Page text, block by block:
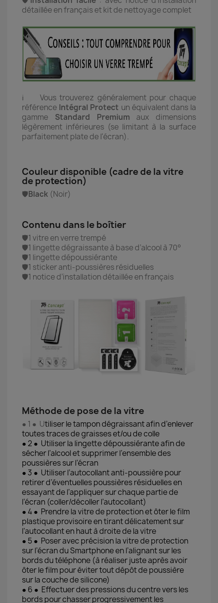
détaillée en français et kit de nettoyage complet
ℹ️ Vous trouverez généralement pour chaque
référence Intégral Protect un équivalent dans la
gamme Standard Premium aux dimensions
légèrement inférieures (se limitant à la surface
parfaitement plate de l'écran).
Couleur disponible (cadre de la vitre
de protection)
🛡️Black (Noir)
Contenu dans le boîtier
🛡️1 vitre en verre trempé
🛡️1 lingette dégraissante à base d’alcool à 70°
🛡️1 lingette dépoussiérante
🛡️1 sticker anti-poussières résiduelles
🛡️1 notice d’installation détaillée en français
Méthode de pose de la vitre
● 1 ● Utiliser le tampon dégraissant afin d’enlever
toutes traces de graisses et/ou de colle
● 2 ● Utiliser la lingette dépoussiérante afin de
sécher l’alcool et supprimer l’ensemble des
poussières sur l’écran
● 3 ● Utiliser l’autocollant anti-poussière pour
retirer d’éventuelles poussières résiduelles en
essayant de l’appliquer sur chaque partie de
l’écran (coller/décoller l’autocollant)
● 4 ● Prendre la vitre de protection et ôter le film
plastique provisoire en tirant délicatement sur
l’autocollant en haut à droite de la vitre
● 5 ● Poser avec précision la vitre de protection
sur l’écran du Smartphone en l’alignant sur les
bords du téléphone (à réaliser juste après avoir
ôter le film pour éviter tout dépôt de poussière
sur la couche de silicone)
● 6 ● Effectuer des pressions du centre vers les
bords pour chasser progressivement les